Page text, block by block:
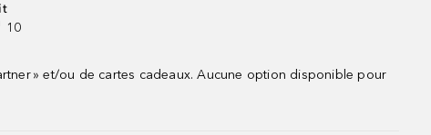
10
» et/ou de cartes cadeaux. Aucune option disponible pour